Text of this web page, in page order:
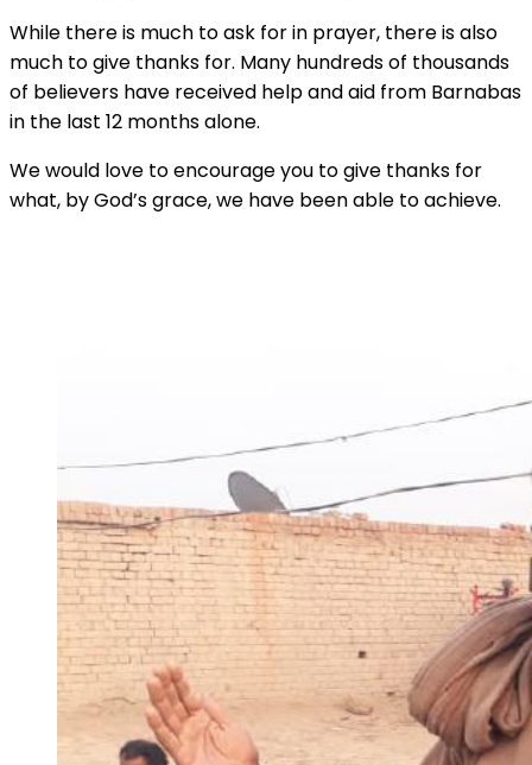
While there is much to ask for in prayer, there is also
much to give thanks for. Many hundreds of thousands
of believers have received help and aid from Barnabas
in the last 12 months alone.
We would love to encourage you to give thanks for
what, by God’s grace, we have been able to achieve.